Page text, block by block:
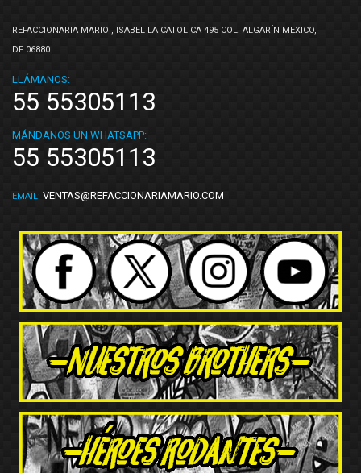
REFACCIONARIA MARIO , ISABEL LA CATOLICA 495 COL. ALGARÍN MEXICO,
DF 06880
LLÁMANOS:
55 55305113
MÁNDANOS UN WHATSAPP:
55 55305113
EMAIL: VENTAS@REFACCIONARIAMARIO.COM